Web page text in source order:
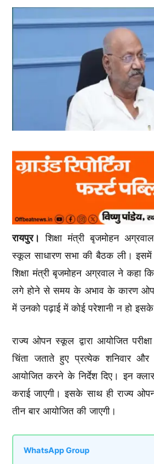
रायपुर। शिक्षा मंत्री बृजमोहन
स्कूल साधारण सभा की बैठक ली। इसमें
शिक्षा मंत्री बृजमोहन अग्रवाल ने कहा
लगे होने से समय के अभाव के कारण
में उनको पढ़ाई में कोई परेशानी न हो इसके
राज्य ओपन स्कूल द्वारा आयोजित
चिंता जताते हुए प्रत्येक शनिवार
आयोजित करने के निर्देश दिए। इन
कराई जाएगी। इसके साथ ही राज्य
तीन बार आयोजित की जाएगी।
WhatsApp Group